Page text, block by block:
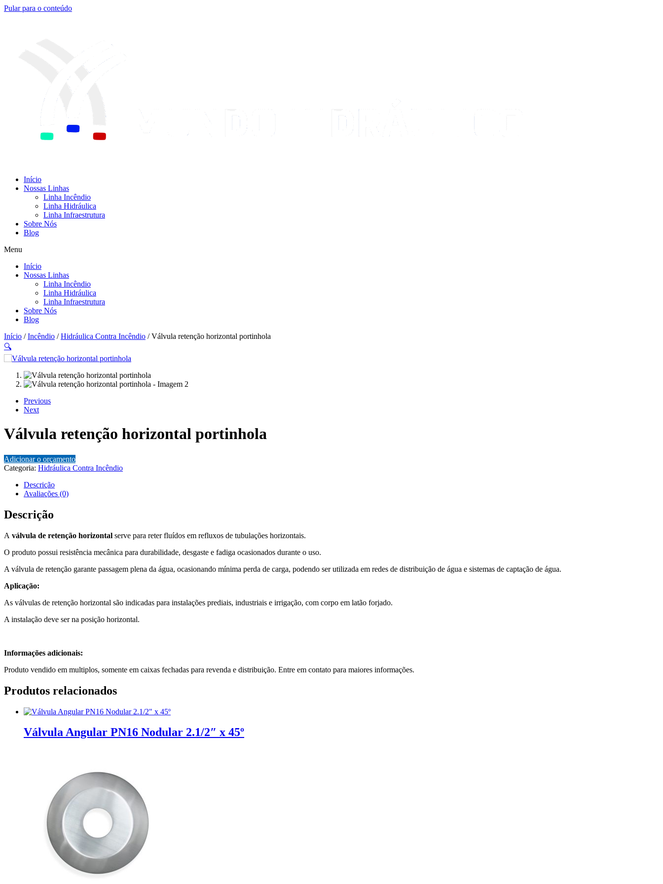
Pular para o conteúdo
Início
Nossas Linhas
Linha Incêndio
Linha Hidráulica
Linha Infraestrutura
Sobre Nós
Blog
Menu
Início
Nossas Linhas
Linha Incêndio
Linha Hidráulica
Linha Infraestrutura
Sobre Nós
Blog
Início /Incêndio /Hidráulica Contra Incêndio / Válvula retenção horizontal portinhola
🔍
Previous
Next
Válvula retenção horizontal portinhola
Adicionar o orçamento
Categoria: Hidráulica Contra Incêndio
Descrição
Avaliações (0)
Descrição
A válvula de retenção horizontal serve para reter fluídos em refluxos de tubulações horizontais.
O produto possui resistência mecânica para durabilidade, desgaste e fadiga ocasionados durante o uso.
A válvula de retenção garante passagem plena da água, ocasionando mínima perda de carga, podendo ser utilizada em redes de distribuição de água e sistemas de captação de água.
Aplicação:
As válvulas de retenção horizontal são indicadas para instalações prediais, industriais e irrigação, com corpo em latão forjado.
A instalação deve ser na posição horizontal.
Informações adicionais:
Produto vendido em multiplos, somente em caixas fechadas para revenda e distribuição. Entre em contato para maiores informações.
Produtos relacionados
Válvula Angular PN16 Nodular 2.1/2″ x 45º